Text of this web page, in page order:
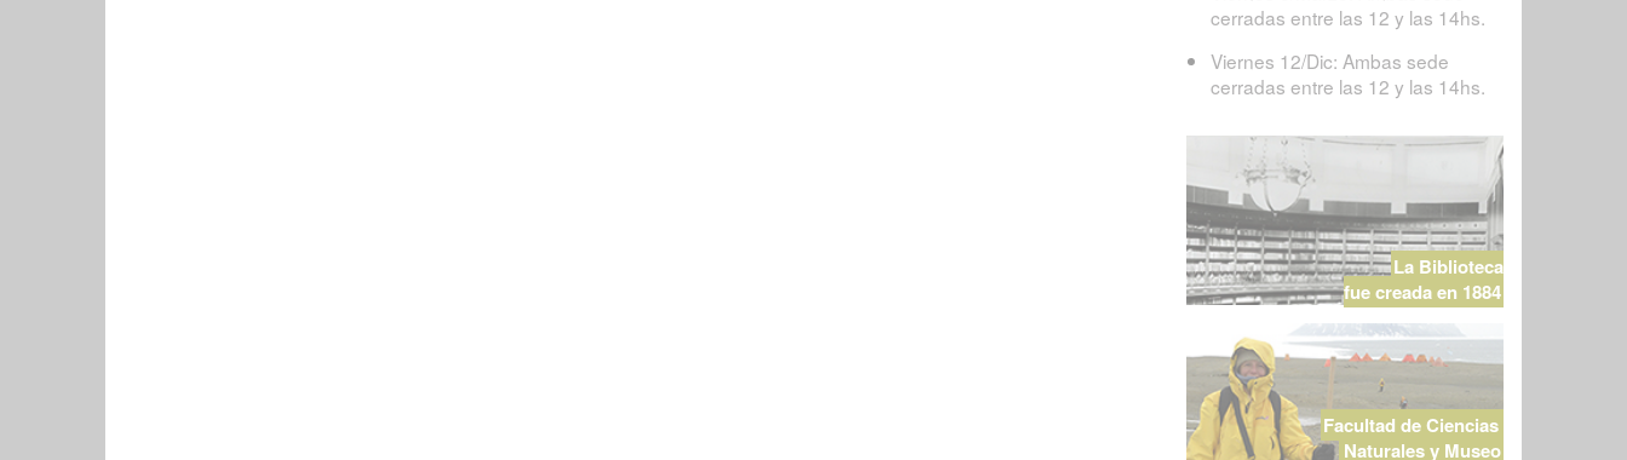
cerradas entre las 12 y las 14hs.
Viernes 12/Dic: Ambas sede
cerradas entre las 12 y las 14hs.
La Biblioteca
fue creada en 1884
Facultad de Ciencias
Naturales y Museo